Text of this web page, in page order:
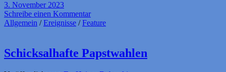
3. November 2023
Schreibe einen Kommentar
Allgemein /Ereignisse /Feature
Schicksalhafte Papstwahlen